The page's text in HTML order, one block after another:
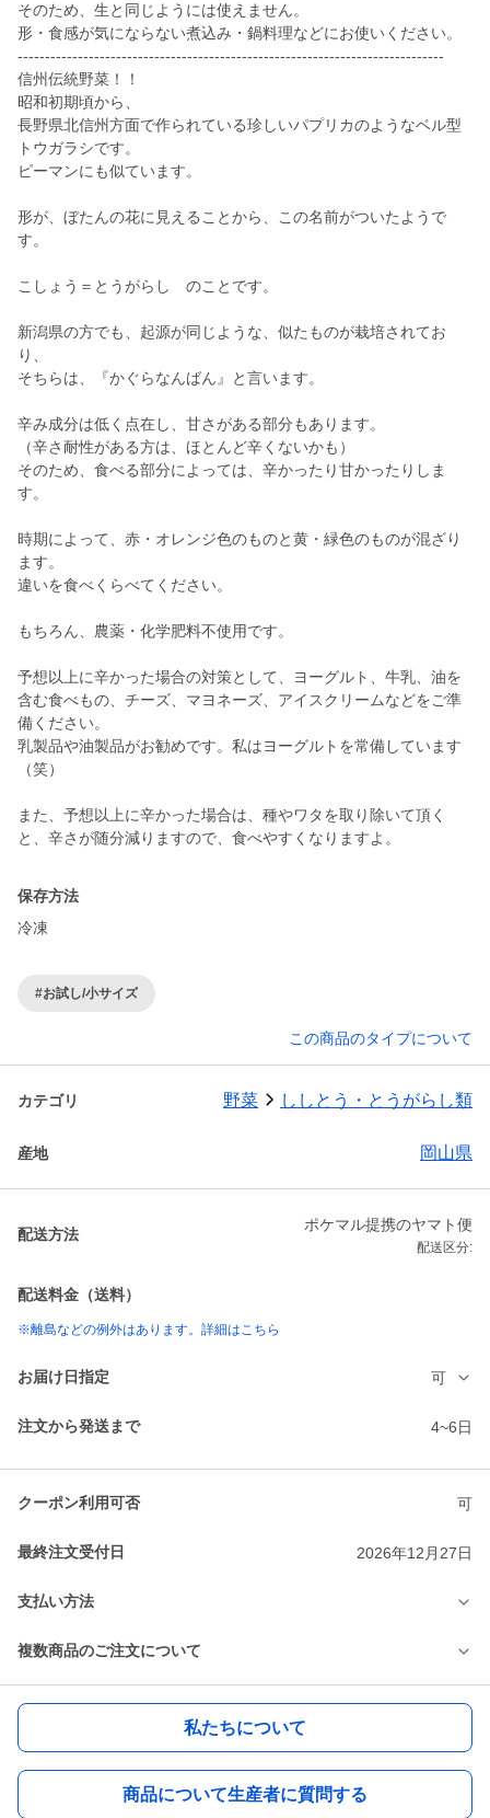
そのため、生と同じようには使えません。
形・食感が気にならない煮込み・鍋料理などにお使いください。
------------------------------------------------------------------------------
信州伝統野菜！！
昭和初期頃から、
長野県北信州方面で作られている珍しいパプリカのようなベル型
トウガラシです。
ピーマンにも似ています。
形が、ぼたんの花に見えることから、この名前がついたようで
す。
こしょう＝とうがらし のことです。
新潟県の方でも、起源が同じような、似たものが栽培されてお
り、
そちらは、『かぐらなんばん』と言います。
辛み成分は低く点在し、甘さがある部分もあります。
（辛さ耐性がある方は、ほとんど辛くないかも）
そのため、食べる部分によっては、辛かったり甘かったりしま
す。
時期によって、赤・オレンジ色のものと黄・緑色のものが混ざり
ます。
違いを食べくらべてください。
もちろん、農薬・化学肥料不使用です。
予想以上に辛かった場合の対策として、ヨーグルト、牛乳、油を
含む食べもの、チーズ、マヨネーズ、アイスクリームなどをご準
備ください。
乳製品や油製品がお勧めです。私はヨーグルトを常備しています
（笑）
また、予想以上に辛かった場合は、種やワタを取り除いて頂く
と、辛さが随分減りますので、食べやすくなりますよ。
保存方法
冷凍
#お試し/小サイズ
この商品のタイプについて
カテゴリ 野菜 ししとう・とうがらし類
産地 岡山県
配送方法
ポケマル提携のヤマト便
配送区分:
配送料金（送料）
※離島などの例外はあります。詳細はこちら
お届け日指定 可
注文から発送まで 4~6日
クーポン利用可否 可
最終注文受付日 2026年12月27日
支払い方法
複数商品のご注文について
私たちについて
商品について生産者に質問する